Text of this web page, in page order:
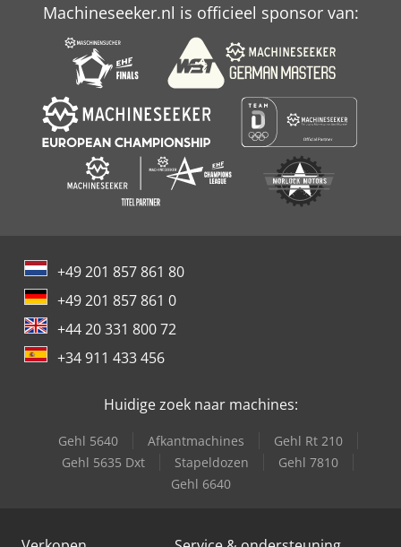
Machineseeker.nl is officieel sponsor van:
+49 201 857 861 80
+49 201 857 861 0
+44 20 331 800 72
+34 911 433 456
Huidige zoek naar machines:
Gehl 5640 Afkantmachines
Gehl Rt 210
Gehl 5635 Dxt
Stapeldozen
Gehl 7810
Gehl 6640